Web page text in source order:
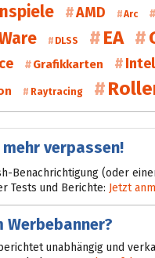
AMD Arc
DLSS EA
Grafikkarten Intel
Raytracing
verpassen!
Benachrichtigung (oder
Tests und Berichte: Jetzt
Werbebanner?
unabhängig und